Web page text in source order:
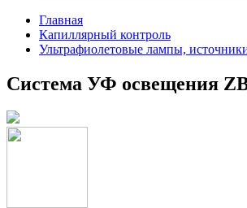
Главная
Капиллярный контроль
Ультрафиолетовые лампы,
Система УФ освещения